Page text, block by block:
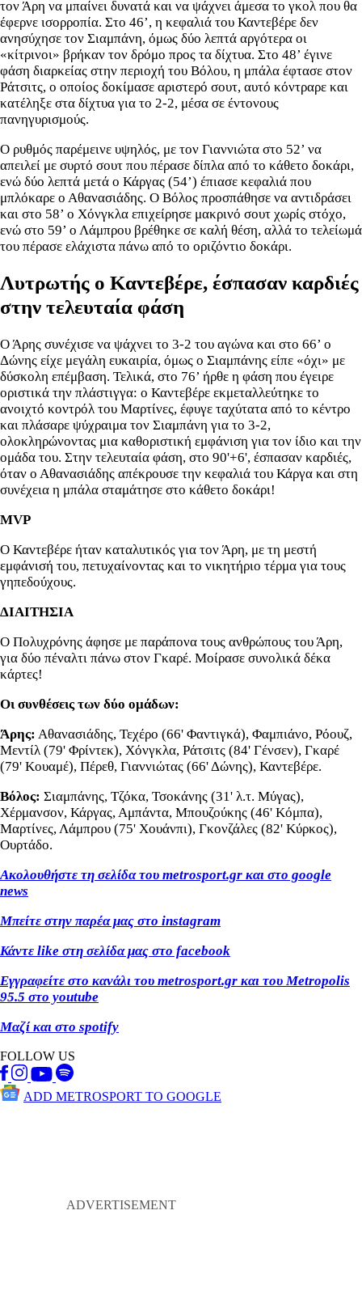
τον Άρη να μπαίνει δυνατά και να ψάχνει άμεσα το γκολ που θα
έφερνε ισορροπία. Στο 46’, η κεφαλιά του Καντεβέρε δεν
ανησύχησε τον Σιαμπάνη, όμως δύο λεπτά αργότερα οι
«κίτρινοι» βρήκαν τον δρόμο προς τα δίχτυα. Στο 48’ έγινε
φάση διαρκείας στην περιοχή του Βόλου, η μπάλα έφτασε στον
Ράτσιτς, ο οποίος δοκίμασε αριστερό σουτ, αυτό κόντραρε και
κατέληξε στα δίχτυα για το 2-2, μέσα σε έντονους
πανηγυρισμούς.
Ο ρυθμός παρέμεινε υψηλός, με τον Γιαννιώτα στο 52’ να
απειλεί με συρτό σουτ που πέρασε δίπλα από το κάθετο δοκάρι,
ενώ δύο λεπτά μετά ο Κάργας (54’) έπιασε κεφαλιά που
μπλόκαρε ο Αθανασιάδης. Ο Βόλος προσπάθησε να αντιδράσει
και στο 58’ ο Χόνγκλα επιχείρησε μακρινό σουτ χωρίς στόχο,
ενώ στο 59’ ο Λάμπρου βρέθηκε σε καλή θέση, αλλά το τελείωμά
του πέρασε ελάχιστα πάνω από το οριζόντιο δοκάρι.
Λυτρωτής ο Καντεβέρε, έσπασαν καρδιές
στην τελευταία φάση
Ο Άρης συνέχισε να ψάχνει το 3-2 του αγώνα και στο 66’ ο
Δώνης είχε μεγάλη ευκαιρία, όμως ο Σιαμπάνης είπε «όχι» με
δύσκολη επέμβαση. Τελικά, στο 76’ ήρθε η φάση που έγειρε
οριστικά την πλάστιγγα: ο Καντεβέρε εκμεταλλεύτηκε το
ανοιχτό κοντρόλ του Μαρτίνες, έφυγε ταχύτατα από το κέντρο
και πλάσαρε ψύχραιμα τον Σιαμπάνη για το 3-2,
ολοκληρώνοντας μια καθοριστική εμφάνιση για τον ίδιο και την
ομάδα του. Στην τελευταία φάση, στο 90'+6', έσπασαν καρδιές,
όταν ο Αθανασιάδης απέκρουσε την κεφαλιά του Κάργα και στη
συνέχεια η μπάλα σταμάτησε στο κάθετο δοκάρι!
MVP
Ο Καντεβέρε ήταν καταλυτικός για τον Άρη, με τη μεστή
εμφάνισή του, πετυχαίνοντας και το νικητήριο τέρμα για τους
γηπεδούχους.
ΔΙΑΙΤΗΣΙΑ
Ο Πολυχρόνης άφησε με παράπονα τους ανθρώπους του Άρη,
για δύο πέναλτι πάνω στον Γκαρέ. Μοίρασε συνολικά δέκα
κάρτες!
Οι συνθέσεις των δύο ομάδων:
Άρης: Αθανασιάδης, Τεχέρο (66' Φαντιγκά), Φαμπιάνο, Ρόουζ,
Μεντίλ (79' Φρίντεκ), Χόνγκλα, Ράτσιτς (84' Γένσεν), Γκαρέ
(79' Κουαμέ), Πέρεθ, Γιαννιώτας (66' Δώνης), Καντεβέρε.
Βόλος: Σιαμπάνης, Τζόκα, Τσοκάνης (31' λ.τ. Μύγας),
Χέρμανσον, Κάργας, Αμπάντα, Μπουζούκης (46' Κόμπα),
Μαρτίνες, Λάμπρου (75' Χουάνπι), Γκονζάλες (82' Κύρκος),
Ουρτάδο.
Ακολουθήστε τη σελίδα του metrosport.gr και στο google
news
Μπείτε στην παρέα μας στο instagram
Κάντε like στη σελίδα μας στο facebook
Εγγραφείτε στο κανάλι του metrosport.gr και του Metropolis
95.5 στο youtube
Μαζί και στο spotify
FOLLOW US
ADD METROSPORT TO GOOGLE